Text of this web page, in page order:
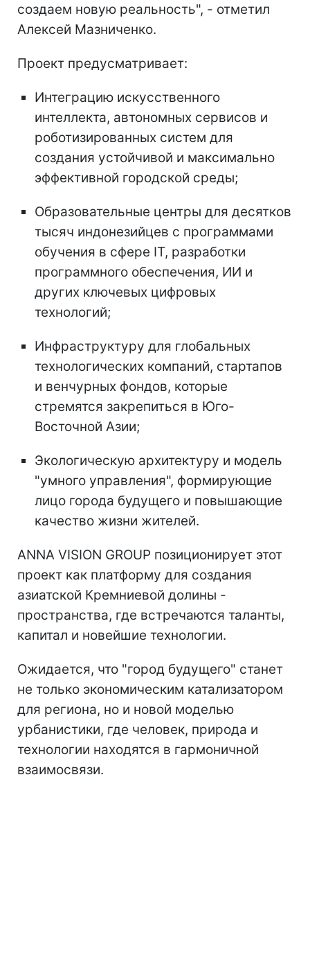
создаем новую реальность", - отметил
Алексей Мазниченко.
Проект предусматривает:
Интеграцию искусственного
интеллекта, автономных сервисов и
роботизированных систем для
создания устойчивой и максимально
эффективной городской среды;
Образовательные центры для десятков
тысяч индонезийцев с программами
обучения в сфере ІТ, разработки
программного обеспечения, ИИ и
других ключевых цифровых
технологий;
Инфраструктуру для глобальных
технологических компаний, стартапов
и венчурных фондов, которые
стремятся закрепиться в Юго-
Восточной Азии;
Экологическую архитектуру и модель
"умного управления", формирующие
лицо города будущего и повышающие
качество жизни жителей.
ANNA VISION GROUP позиционирует этот
проект как платформу для создания
азиатской Кремниевой долины -
пространства, где встречаются таланты,
капитал и новейшие технологии.
Ожидается, что "город будущего" станет
не только экономическим катализатором
для региона, но и новой моделью
урбанистики, где человек, природа и
технологии находятся в гармоничной
взаимосвязи.